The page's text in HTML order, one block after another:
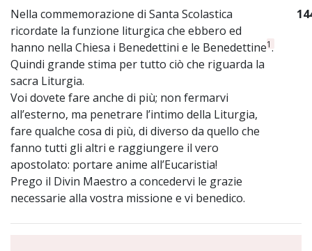
Nella commemorazione di Santa Scolastica
ricordate la funzione liturgica che ebbero ed
hanno nella Chiesa i Benedettini e le Benedettine1.
Quindi grande stima per tutto ciò che riguarda la
sacra Liturgia.
Voi dovete fare anche di più; non fermarvi
all’esterno, ma penetrare l’intimo della Liturgia,
fare qualche cosa di più, di diverso da quello che
fanno tutti gli altri e raggiungere il vero
apostolato: portare anime all’Eucaristia!
Prego il Divin Maestro a concedervi le grazie
necessarie alla vostra missione e vi benedico.